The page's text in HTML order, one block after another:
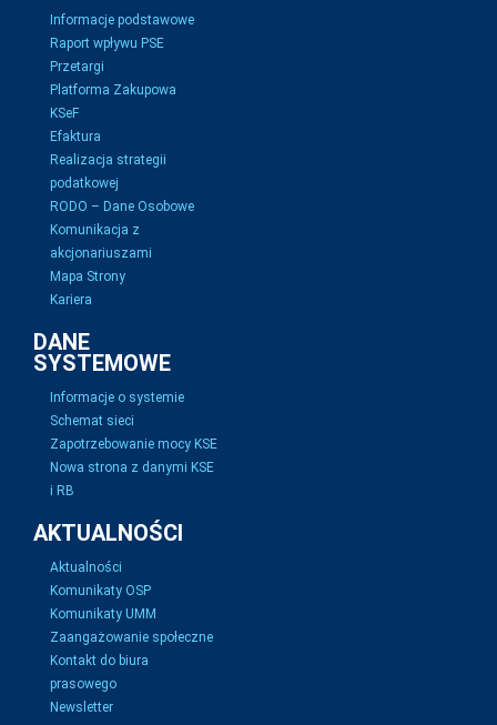
Informacje podstawowe
Raport wpływu PSE
Przetargi
Platforma Zakupowa
KSeF
Efaktura
Realizacja strategii
podatkowej
RODO – Dane Osobowe
Komunikacja z
akcjonariuszami
Mapa Strony
Kariera
DANE
SYSTEMOWE
Informacje o systemie
Schemat sieci
Zapotrzebowanie mocy KSE
Nowa strona z danymi KSE
i RB
AKTUALNOŚCI
Aktualności
Komunikaty OSP
Komunikaty UMM
Zaangażowanie społeczne
Kontakt do biura
prasowego
Newsletter